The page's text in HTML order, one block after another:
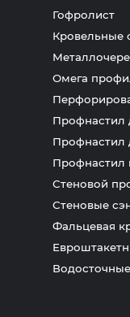
Гофролист
Кровельные
Омега
Профнастил
Профнастил
Профнастил
Стеновой
Стеновые
Фальцевая